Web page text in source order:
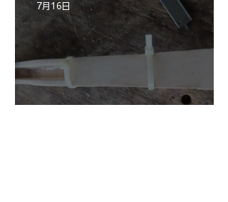
7月16日